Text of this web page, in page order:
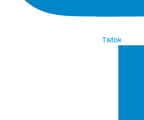
Tiktok